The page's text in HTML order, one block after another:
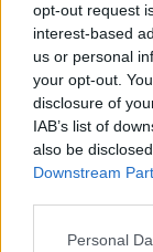
opt-out request
interest-based
us or personal
your opt-out.
disclosure of
IAB’s list of
also be
Downstream
Please note
Personal
2Η Άννα
έπαιζε
πρότεινε
3Θρήνος
πατέρας
4Ελίζαμπεθ
πήγαν
πάρουν
δεν